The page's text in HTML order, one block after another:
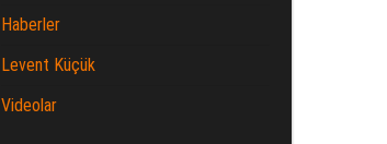
Haberler
Levent Küçük
Videolar